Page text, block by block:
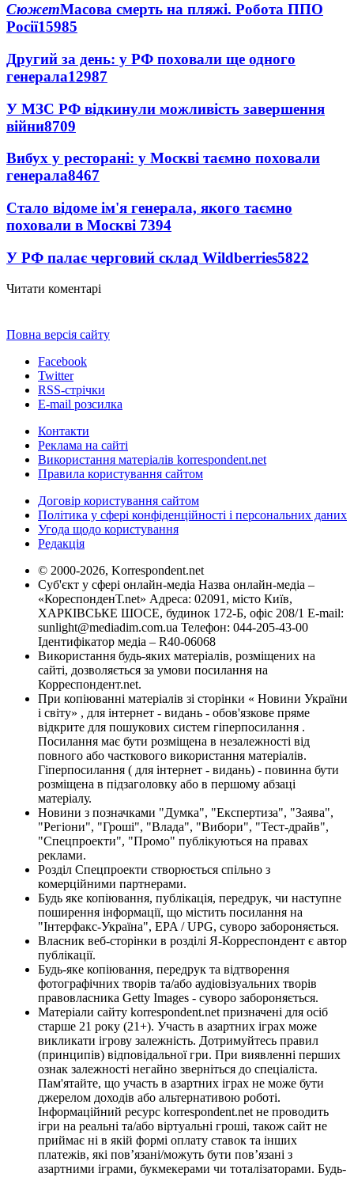
СюжетМасова смерть на пляжі. Робота ППО
Росії15985
Другий за день: у РФ поховали ще одного
генерала12987
У МЗС РФ відкинули можливість завершення
війни8709
Вибух у ресторані: у Москві таємно поховали
генерала8467
Стало відоме ім'я генерала, якого таємно
поховали в Москві 7394
У РФ палає черговий склад Wildberries5822
Читати коментарі
Повна версія сайту
Facebook
Twitter
RSS-стрічки
E-mail розсилка
Контакти
Реклама на сайті
Використання матеріалів korrespondent.net
Правила користування сайтом
Договір користування сайтом
Політика у сфері конфіденційності і персональних даних
Угода щодо користування
Редакція
© 2000-2026, Korrespondent.net
Суб'єкт у сфері онлайн-медіа Назва онлайн-медіа –
«КореспонденТ.net» Адреса: 02091, місто Київ,
ХАРКІВСЬКЕ ШОСЕ, будинок 172-Б, офіс 208/1 E-mail:
sunlight@mediadim.com.ua Телефон: 044-205-43-00
Ідентифікатор медіа – R40-06068
Використання будь-яких матеріалів, розміщених на
сайті, дозволяється за умови посилання на
Корреспондент.net.
При копіюванні матеріалів зі сторінки « Новини України
і світу» , для інтернет - видань - обов'язкове пряме
відкрите для пошукових систем гіперпосилання .
Посилання має бути розміщена в незалежності від
повного або часткового використання матеріалів.
Гіперпосилання ( для інтернет - видань) - повинна бути
розміщена в підзаголовку або в першому абзаці
матеріалу.
Новини з позначками "Думка", "Експертиза", "Заява",
"Регіони", "Гроші", "Влада", "Вибори", "Тест-драйв",
"Спецпроекти", "Промо" публікуються на правах
реклами.
Розділ Спецпроекти створюється спільно з
комерційними партнерами.
Будь яке копіювання, публікація, передрук, чи наступне
поширення інформації, що містить посилання на
"Інтерфакс-Україна", EPA / UPG, суворо забороняється.
Власник веб-сторінки в розділі Я-Корреспондент є автор
публікації.
Будь-яке копіювання, передрук та відтворення
фотографічних творів та/або аудіовізуальних творів
правовласника Getty Images - суворо забороняється.
Матеріали сайту korrespondent.net призначені для осіб
старше 21 року (21+). Участь в азартних іграх може
викликати ігрову залежність. Дотримуйтесь правил
(принципів) відповідальної гри. При виявленні перших
ознак залежності негайно зверніться до спеціаліста.
Пам'ятайте, що участь в азартних іграх не може бути
джерелом доходів або альтернативою роботі.
Інформаційний ресурс korrespondent.net не проводить
ігри на реальні та/або віртуальні гроші, також сайт не
приймає ні в якій формі оплату ставок та інших
платежів, які пов’язані/можуть бути пов’язані з
азартними іграми, букмекерами чи тоталізаторами. Будь-